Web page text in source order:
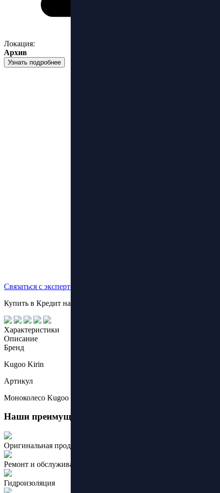
Локация:
Архив
Узнать подробнее
Связаться с экспертом
Купить в Кредит на выгодных условиях!
Характеристики
Описание
Бренд
Kugoo Kirin
Артикул
Моноколесо Kugoo Kirin U4
Наши преимущества:
Оригинальная продукция ведущих брендов
Ремонт и обслуживание
Гидроизоляция